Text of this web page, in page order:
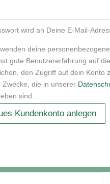
wird an Deine E-Mail-
deine
gute Benutzererfahrung auf
den Zugriff auf dein Konto
Zwecke, die in unserer
sind.
Kundenkonto anlegen